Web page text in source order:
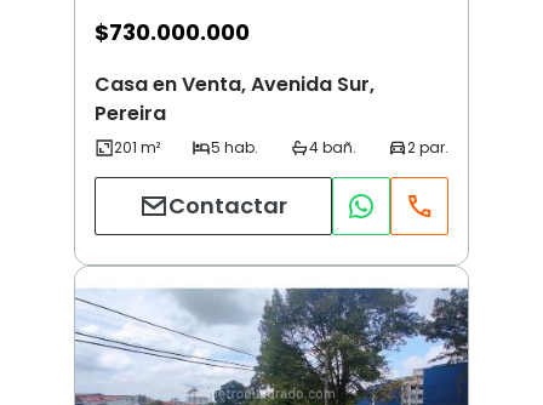
$730.000.000
Casa en Venta, Avenida Sur,
Pereira
Contactar